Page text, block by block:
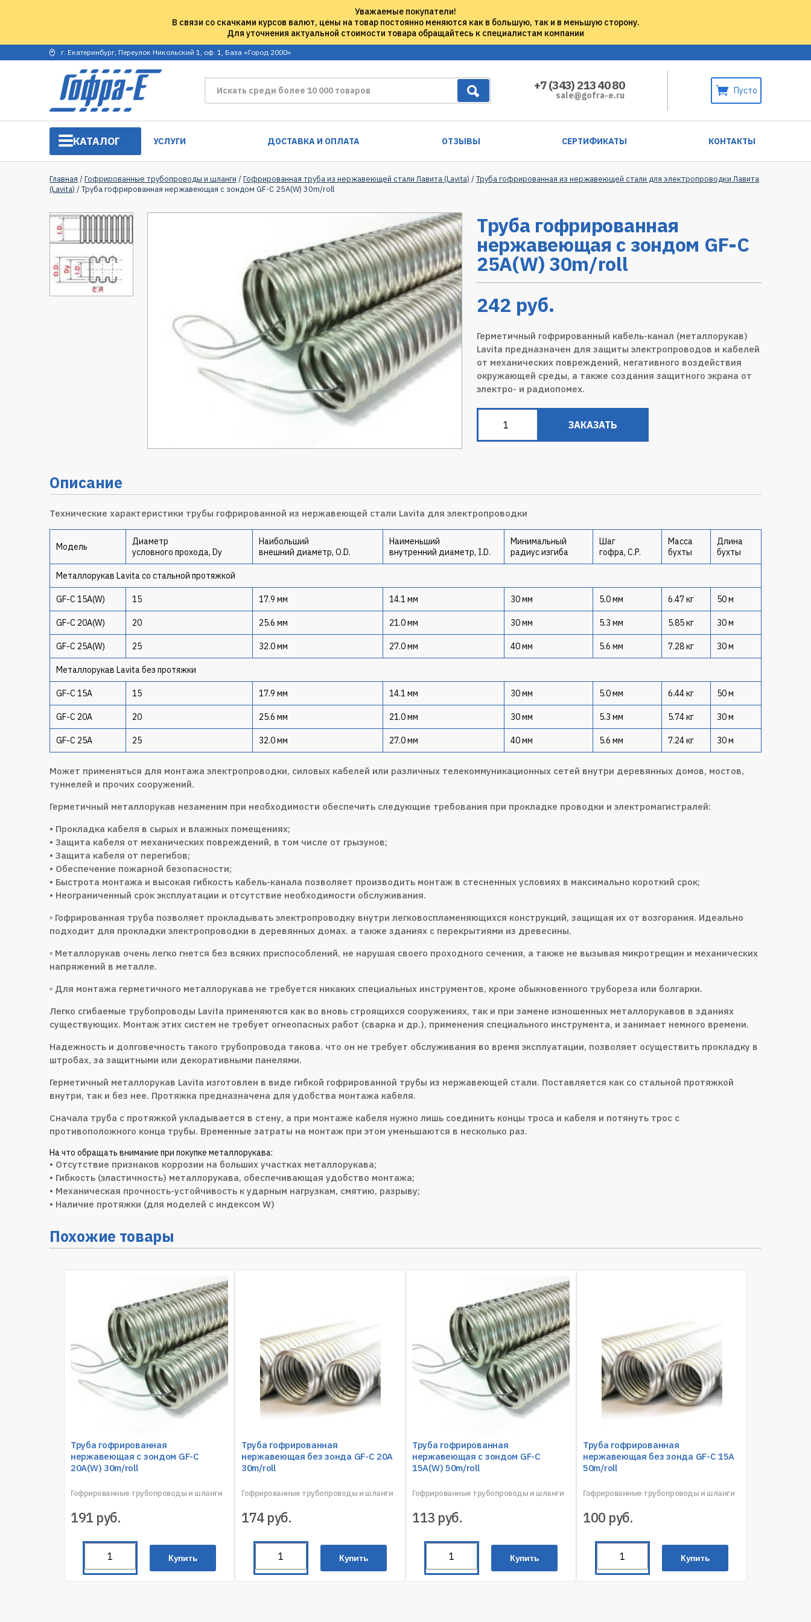
Уважаемые покупатели!
В связи со скачками курсов валют, цены на товар постоянно меняются как в большую, так и в меньшую сторону.
Для уточнения актуальной стоимости товара обращайтесь к специалистам компании
г. Екатеринбург, Переулок Никольский 1, оф. 1, База «Город 2000»
+7 (343) 213 40 80
sale@gofra-e.ru Пусто
КАТАЛОГ УСЛУГИ ДОСТАВКА И ОПЛАТА ОТЗЫВЫ СЕРТИФИКАТЫ КОНТАКТЫ
Главная /Гофрированные трубопроводы и шланги /Гофрированная труба из нержавеющей стали Лавита (Lavita) /Труба гофрированная из нержавеющей стали для электропроводки Лавита
(Lavita) / Труба гофрированная нержавеющая с зондом GF-C 25A(W) 30m/roll
Труба гофрированная
нержавеющая с зондом GF-C
25A(W) 30m/roll
242 руб.
Герметичный гофрированный кабель-канал (металлорукав)
Lavita предназначен для защиты электропроводов и кабелей
от механических повреждений, негативного воздействия
окружающей среды, а также создания защитного экрана от
электро- и радиопомех.
ЗАКАЗАТЬ
Описание
Технические характеристики трубы гофрированной из нержавеющей стали Lavita для электропроводки
Модель
Диаметр
условного прохода, Dy
Наибольший
внешний диаметр, O.D.
Наименьший
внутренний диаметр, I.D.
Минимальный
радиус изгиба
Шаг
гофра, C.P.
Масса
бухты
Длина
бухты
Металлорукав Lavita со стальной протяжкой
GF-C 15A(W) 15 17.9 мм 14.1 мм 30 мм 5.0 мм 6.47 кг 50 м
GF-C 20A(W) 20 25.6 мм 21.0 мм 30 мм 5.3 мм 5.85 кг 30 м
GF-C 25A(W) 25 32.0 мм 27.0 мм 40 мм 5.6 мм 7.28 кг 30 м
Металлорукав Lavita без протяжки
GF-C 15A 15 17.9 мм 14.1 мм 30 мм 5.0 мм 6.44 кг 50 м
GF-C 20A 20 25.6 мм 21.0 мм 30 мм 5.3 мм 5.74 кг 30 м
GF-C 25A 25 32.0 мм 27.0 мм 40 мм 5.6 мм 7.24 кг 30 м
Может применяться для монтажа электропроводки, силовых кабелей или различных телекоммуникационных сетей внутри деревянных домов, мостов,
туннелей и прочих сооружений.
Герметичный металлорукав незаменим при необходимости обеспечить следующие требования при прокладке проводки и электромагистралей:
• Прокладка кабеля в сырых и влажных помещениях;
• Защита кабеля от механических повреждений, в том числе от грызунов;
• Защита кабеля от перегибов;
• Обеспечение пожарной безопасности;
• Быстрота монтажа и высокая гибкость кабель-канала позволяет производить монтаж в стесненных условиях в максимально короткий срок;
• Неограниченный срок эксплуатации и отсутствие необходимости обслуживания.
▫ Гофрированная труба позволяет прокладывать электропроводку внутри легковоспламеняющихся конструкций, защищая их от возгорания. Идеально
подходит для прокладки электропроводки в деревянных домах. а также зданиях с перекрытиями из древесины.
▫ Металлорукав очень легко гнется без всяких приспособлений, не нарушая своего проходного сечения, а также не вызывая микротрещин и механических
напряжений в металле.
▫ Для монтажа герметичного металлорукава не требуется никаких специальных инструментов, кроме обыкновенного трубореза или болгарки.
Легко сгибаемые трубопроводы Lavita применяются как во вновь строящихся сооружениях, так и при замене изношенных металлорукавов в зданиях
существующих. Монтаж этих систем не требует огнеопасных работ (сварка и др.), применения специального инструмента, и занимает немного времени.
Надежность и долговечность такого трубопровода такова. что он не требует обслуживания во время эксплуатации, позволяет осуществить прокладку в
штробах, за защитными или декоративными панелями.
Герметичный металлорукав Lavita изготовлен в виде гибкой гофрированной трубы из нержавеющей стали. Поставляется как со стальной протяжкой
внутри, так и без нее. Протяжка предназначена для удобства монтажа кабеля.
Сначала труба с протяжкой укладывается в стену, а при монтаже кабеля нужно лишь соединить концы троса и кабеля и потянуть трос с
противоположного конца трубы. Временные затраты на монтаж при этом уменьшаются в несколько раз.
На что обращать внимание при покупке металлорукава:
• Отсутствие признаков коррозии на больших участках металлорукава;
• Гибкость (эластичность) металлорукава, обеспечивающая удобство монтажа;
• Механическая прочность-устойчивость к ударным нагрузкам, смятию, разрыву;
• Наличие протяжки (для моделей с индексом W)
Похожие товары
Труба гофрированная
нержавеющая с зондом GF-C
20A(W) 30m/roll
Гофрированные трубопроводы и шланги
191 руб.
Купить
Труба гофрированная
нержавеющая без зонда GF-C 20A
30m/roll
Гофрированные трубопроводы и шланги
174 руб.
Купить
Труба гофрированная
нержавеющая с зондом GF-C
15A(W) 50m/roll
Гофрированные трубопроводы и шланги
113 руб.
Купить
Труба гофрированная
нержавеющая без зонда GF-C 15A
50m/roll
Гофрированные трубопроводы и шланги
100 руб.
Купить